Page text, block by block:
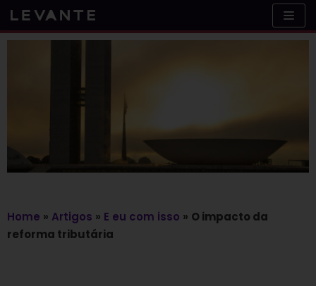
Skip
to
Home » Artigos » E eu com isso » O impacto da
reforma tributária